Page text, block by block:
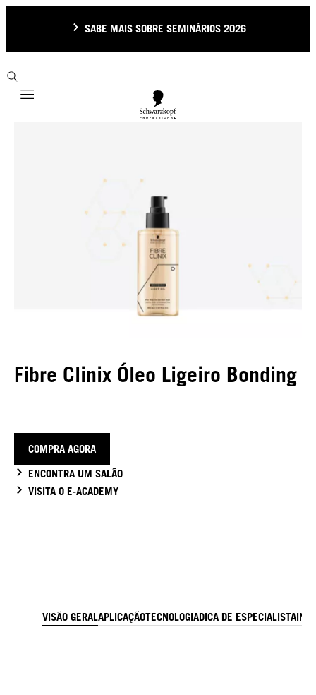
SABE MAIS SOBRE SEMINÁRIOS 2026
Mobile navigation
Fibre Clinix Óleo Ligeiro Bonding
COMPRA AGORA
ENCONTRA UM SALÃO
VISITA O E-ACADEMY
VISÃO GERALAPLICAÇÃOTECNOLOGIADICA DE ESPECIALISTA